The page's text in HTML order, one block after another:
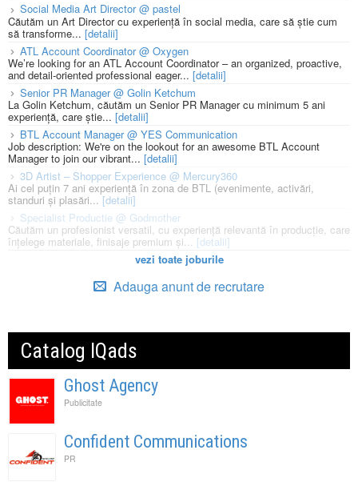
Social Media Art Director @ pastel
Căutăm un Art Director cu experiență în social media, care să știe cum
să transforme... [detalii]
ATL Account Coordinator @ Oxygen
We’re looking for an ATL Account Coordinator – an organized, proactive,
and detail-oriented professional eager... [detalii]
Senior PR Manager @ Golin Ketchum
La Golin Ketchum, căutăm un Senior PR Manager cu minimum 5 ani
experiență, care știe... [detalii]
BTL Account Manager @ YES Communication
Job description: We're on the lookout for an awesome BTL Account
Manager to join our vibrant... [detalii]
3D Artist – Shopper Experience @ Mercury360
Ai cel puțin 7 ani experiență în zona de BTL (evenimente, activări,
standuri și plasări...[detalii]
Specialist Productie @ Godmother
Căutăm un profesionist versatil, cu experiență relevantă în producție, care
înțelege materiale, finisaje premium și... [detalii]
vezi toate joburile
Adauga anunt de recrutare
Catalog IQads
Ghost Agency
Publicitate
Confident Communications
PR